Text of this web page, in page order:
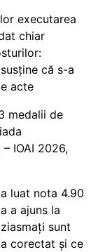
executarea
chiar
că s-a
acte
medalii de
IOAI 2026,
luat nota 4.90
a ajuns la
sunt
corectat și ce